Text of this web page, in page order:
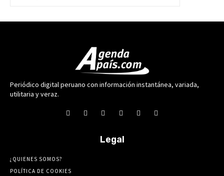
Periódico digital peruano con información instantánea, variada,
utilitaria y veraz.
Legal
¿QUIENES SOMOS?
POLÍTICA DE COOKIES